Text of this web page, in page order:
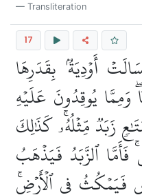
Transliteration
17
أَوۡدِيَةُۢ بِقَدَرِهَا
وَمِمَّا يُوقِدُونَ عَلَيۡهِ
زَبَدٞ مِّثۡلُهُۥۚ كَذَٰلِكَ
ٱلزَّبَدُ فَيَذۡهَبُ
فَيَمۡكُثُ فِي ٱلۡأَرۡضِۚ